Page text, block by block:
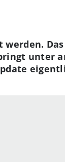
werden.
unter